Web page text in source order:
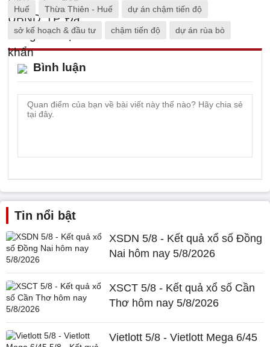
Huế Thừa Thiên - Huế dự án chậm tiến độ
sở kế hoạch & đầu tư chậm tiến độ dự án rùa bò
Bình luận
Tin nổi bật
XSDN 5/8 - Kết quả xổ số Đồng
Nai hôm nay 5/8/2026
XSCT 5/8 - Kết quả xổ số Cần
Thơ hôm nay 5/8/2026
Vietlott 5/8 - Vietlott Mega 6/45